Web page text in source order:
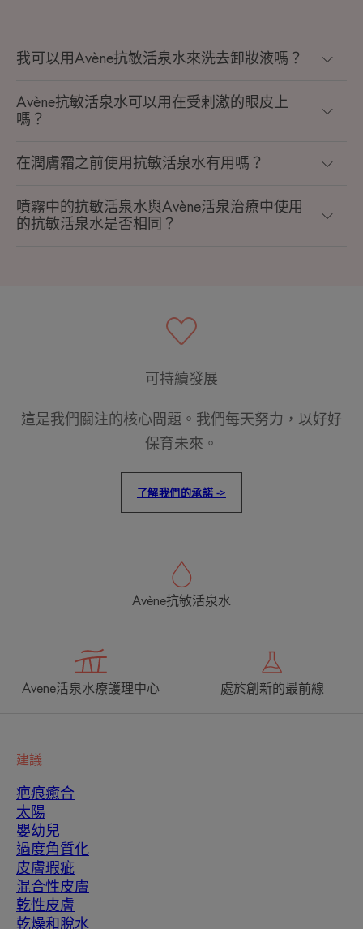
我可以用Avène抗敏活泉水來洗去卸妝液嗎？
Avène抗敏活泉水可以用在受剌激的眼皮上
嗎？
在潤膚霜之前使用抗敏活泉水有用嗎？
噴霧中的抗敏活泉水與Avène活泉治療中使用
的抗敏活泉水是否相同？
可持續發展
這是我們關注的核心問題。我們每天努力，以好好
保育未來。
了解我們的承諾 ->
Avène抗敏活泉水
Avene活泉水療護理中心 處於創新的最前線
建議
疤痕癒合
太陽
嬰幼兒
過度角質化
皮膚瑕疵
混合性皮膚
乾性皮膚
乾燥和脫水